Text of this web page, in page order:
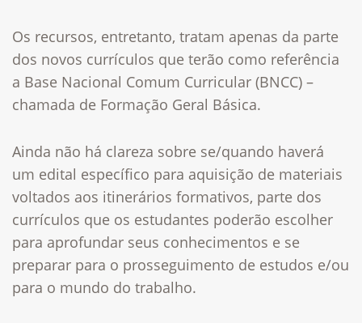
Os recursos, entretanto, tratam apenas da parte
dos novos currículos que terão como referência
a Base Nacional Comum Curricular (BNCC) –
chamada de Formação Geral Básica.
Ainda não há clareza sobre se/quando haverá
um edital específico para aquisição de materiais
voltados aos itinerários formativos, parte dos
currículos que os estudantes poderão escolher
para aprofundar seus conhecimentos e se
preparar para o prosseguimento de estudos e/ou
para o mundo do trabalho.